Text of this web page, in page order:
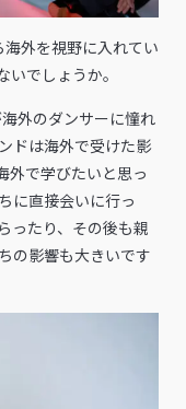
海外を視野に入れてい
でしょうか。
外のダンサーに憧れ
ドは海外で受けた影
で学びたいと思っ
に直接会いに行っ
ったり、その後も親
の影響も大きいです